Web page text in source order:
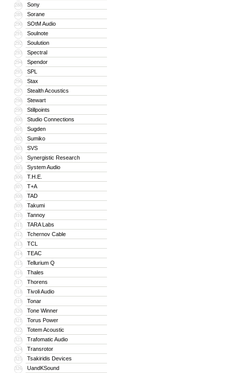
288 Sony
289 Sorane
290 SOtM Audio
291 Soulnote
292 Soulution
293 Spectral
294 Spendor
295 SPL
296 Stax
297 Stealth Acoustics
298 Stewart
299 Stillpoints
300 Studio Connections
301 Sugden
302 Sumiko
303 SVS
304 Synergistic Research
305 System Audio
306 T.H.E.
307 T+A
308 TAD
309 Takumi
310 Tannoy
311 TARA Labs
312 Tchernov Cable
313 TCL
314 TEAC
315 Tellurium Q
316 Thales
317 Thorens
318 Tivoli Audio
319 Tonar
320 Tone Winner
321 Torus Power
322 Totem Acoustic
323 Trafomatic Audio
324 Transrotor
325 Tsakiridis Devices
326 UandKSound